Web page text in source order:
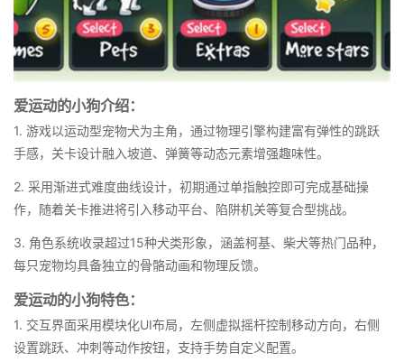
爱运动的小狗介绍：
1. 游戏以运动型宠物犬为主角，通过物理引擎构建富有弹性的跳跃
手感，关卡设计融入坡道、弹簧等动态元素增强趣味性。
2. 采用渐进式难度曲线设计，初期通过单指触控即可完成基础操
作，随着关卡推进将引入移动平台、陷阱机关等复合型挑战。
3. 角色系统收录超过15种犬类形象，涵盖柯基、柴犬等热门品种，
每只宠物均具备独立的骨骼动画和物理反馈。
爱运动的小狗特色：
1. 交互界面采用模块化UI布局，左侧虚拟摇杆控制移动方向，右侧
设置跳跃、冲刺等动作按钮，支持手势自定义配置。